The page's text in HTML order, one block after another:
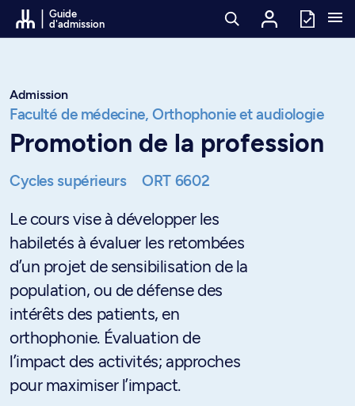
Passer au contenu
Guide
d'admission
Admission
Faculté de médecine, Orthophonie et audiologie
Promotion de la profession
Cycles supérieurs ORT 6602
Le cours vise à développer les
habiletés à évaluer les retombées
d’un projet de sensibilisation de la
population, ou de défense des
intérêts des patients, en
orthophonie. Évaluation de
l’impact des activités; approches
pour maximiser l’impact.